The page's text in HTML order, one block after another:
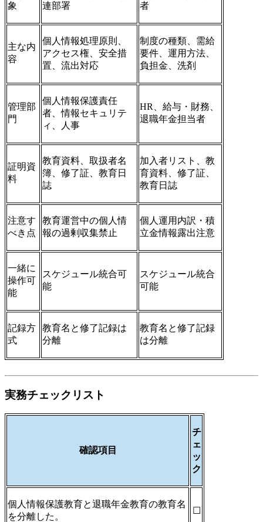
象
連部署
者
主な内
容
個人情報処理原則、
アクセス権、安全措
置、流出対応
制度の種類、需給
要件、運用方法、
負担金、洗剤
管理部
門
個人情報保護責任
者、情報セキュリテ
ィ、人事
HR、給与・財務、
退職年金担当者
証明資
料
教育資料、取扱者名
簿、修了証、教育日
誌
加入者リスト、教
育資料、修了証、
教育日誌
注意す
べき点
教育運営中の個人情
報の過剰収集禁止
個人運用内訳・積
立金情報露出注意
一緒に
操作可
能
スケジュール統合可
能
スケジュール統合
可能
記録方
式
教育名と修了記録は
分離
教育名と修了記録
は分離
実務チェックリスト
確認項目
チ
ェ
ッ
ク
個人情報保護教育と退職年金教育の教育名
を分離した。
☐